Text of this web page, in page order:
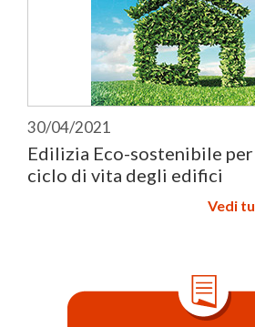
30/04/2021
Edilizia Eco-sostenibile
ciclo di vita degli edifici
Vedi